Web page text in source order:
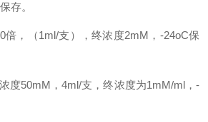
存。
倍，（1ml/支），终浓度2mM，-24oC保
度50mM，4ml/支，终浓度为1mM/ml，-